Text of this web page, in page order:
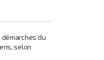
démarches du
selon